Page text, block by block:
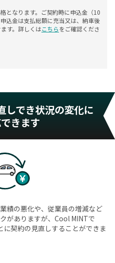
となります。ご契約時に申込金（10
込金は支払総額に充当又は、納車後
す。詳しくはこちらをご確認くださ
しでき状況の変化に
きます
績の悪化や、従業員の増減など
がありますが、Cool MINTで
契約の見直しすることができま